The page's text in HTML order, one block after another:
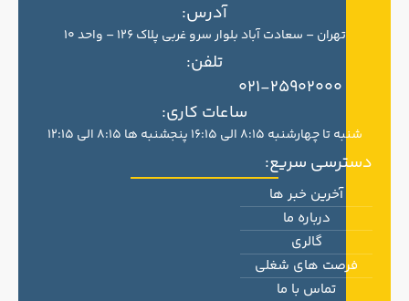
آدرس:
تهران – سعادت آباد بلوار سرو غربی پلاک 126 – واحد 10
تلفن:
021-25902000
ساعات کاری:
شنبه تا چهارشنبه 8:15 الی 16:15 پنجشنبه ها 8:15 الی 12:15
دسترسی سریع:
آخرین خبر ها
درباره ما
گالری
فرصت های شغلی
تماس با ما